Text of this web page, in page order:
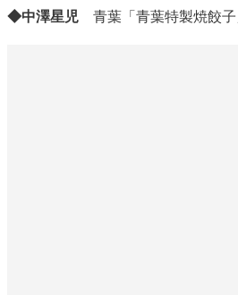
◆中澤星児青葉「青葉特製焼餃